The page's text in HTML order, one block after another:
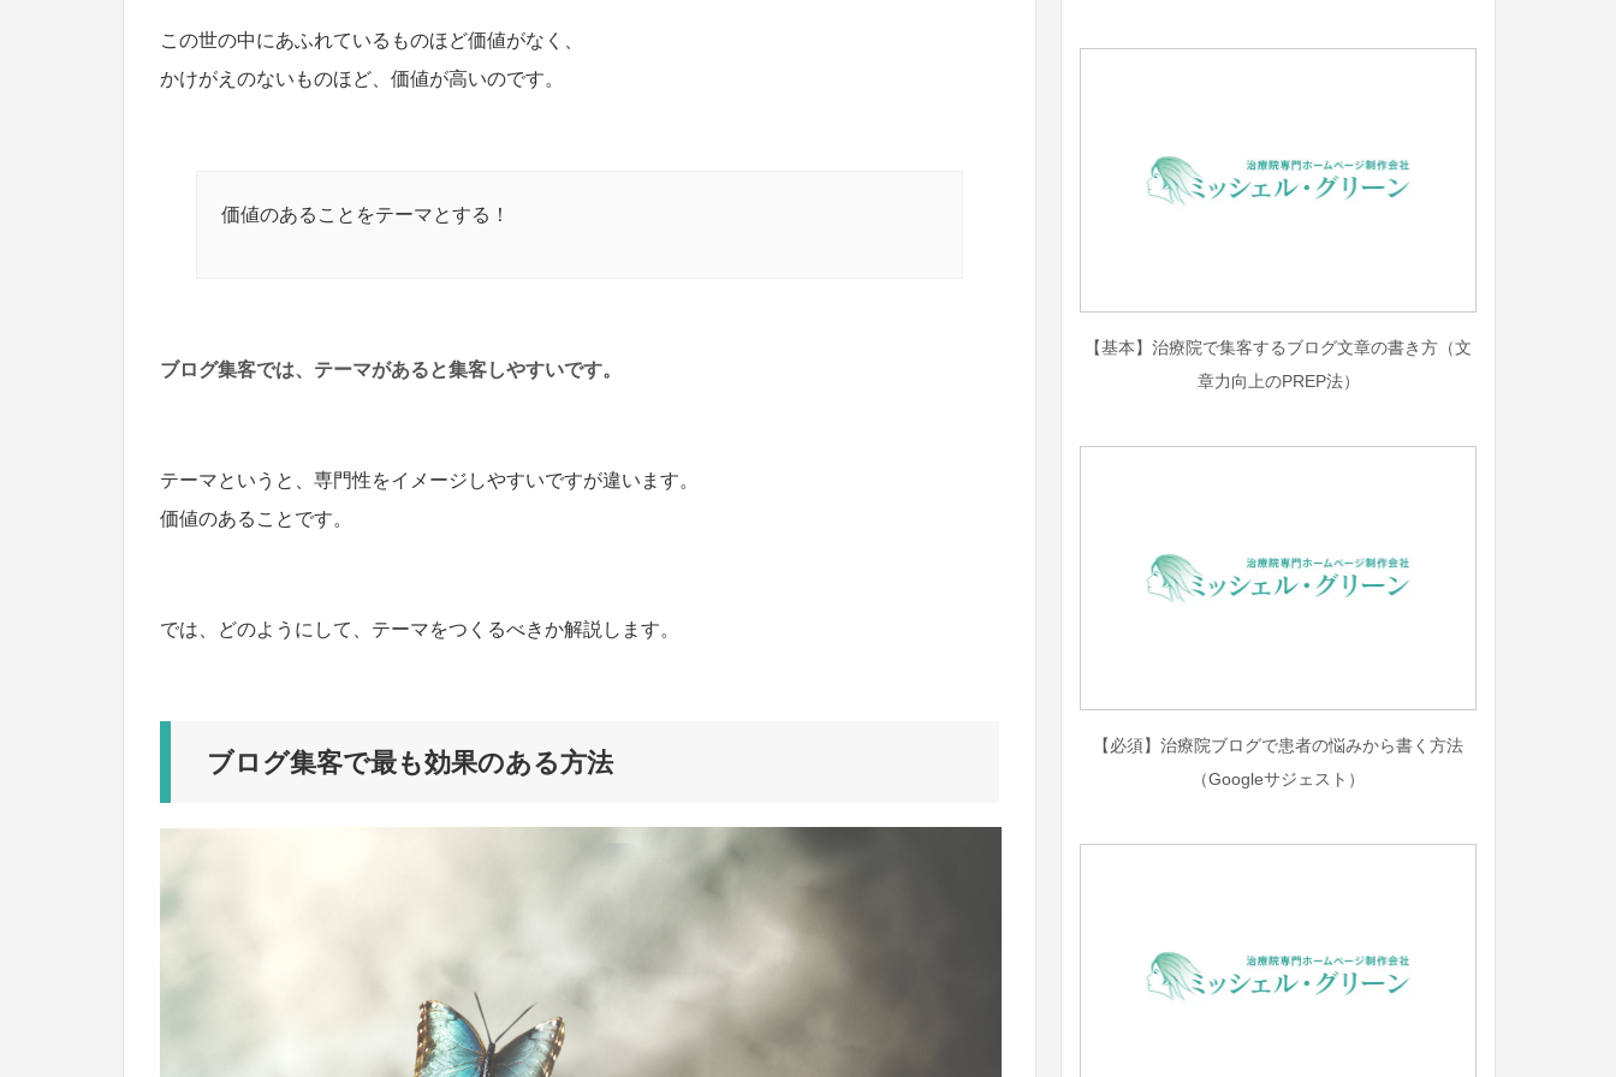
この世の中にあふれているものほど価値がなく、
かけがえのないものほど、価値が高いのです。
価値のあることをテーマとする！
ブログ集客では、テーマがあると集客しやすいです。
テーマというと、専門性をイメージしやすいですが違います。
価値のあることです。
では、どのようにして、テーマをつくるべきか解説します。
ブログ集客で最も効果のある方法
【基本】治療院で集客するブログ文章の書き方（文
章力向上のPREP法）
【必須】治療院ブログで患者の悩みから書く方法
（Googleサジェスト）